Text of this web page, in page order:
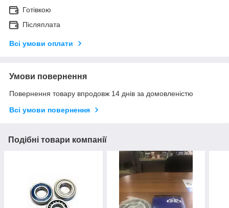
Готівкою
Післяплата
Всі умови оплати
Умови повернення
Повернення товару впродовж 14 днів за домовленістю
Всі умови повернення
Подібні товари компанії